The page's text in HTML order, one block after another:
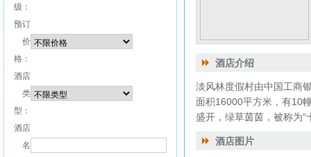
级：
预订
价
格：
酒店
类
型：
酒店
名
酒店介绍
淡风林度假村由中国工商
面积16000平方米，有10
盛开，绿草茵茵，被称为“
酒店图片